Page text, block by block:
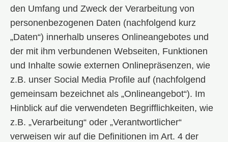
den Umfang und Zweck der Verarbeitung von
personenbezogenen Daten (nachfolgend kurz
„Daten“) innerhalb unseres Onlineangebotes und
der mit ihm verbundenen Webseiten, Funktionen
und Inhalte sowie externen Onlinepräsenzen, wie
z.B. unser Social Media Profile auf (nachfolgend
gemeinsam bezeichnet als „Onlineangebot“). Im
Hinblick auf die verwendeten Begrifflichkeiten, wie
z.B. „Verarbeitung“ oder „Verantwortlicher“
verweisen wir auf die Definitionen im Art. 4 der